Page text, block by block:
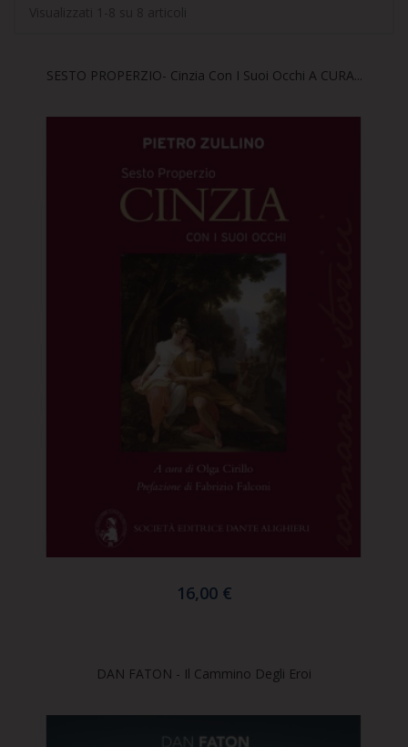
SESTO PROPERZIO- Cinzia Con I Suoi Occhi A CURA...
16,00 €
DAN FATON - Il Cammino Degli Eroi